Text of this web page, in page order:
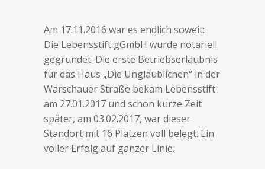
Am 17.11.2016 war es endlich soweit:
Die Lebensstift gGmbH wurde notariell
gegründet. Die erste Betriebserlaubnis
für das Haus „Die Unglaublichen“ in der
Warschauer Straße bekam Lebensstift
am 27.01.2017 und schon kurze Zeit
später, am 03.02.2017, war dieser
Standort mit 16 Plätzen voll belegt. Ein
voller Erfolg auf ganzer Linie.